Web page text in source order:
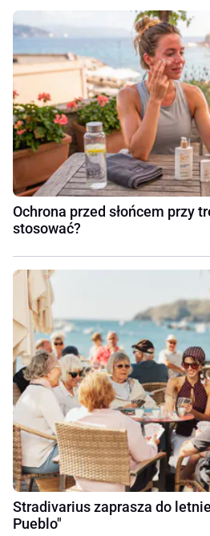
Ochrona przed słońcem przy
stosować?
Stradivarius zaprasza do
Pueblo"